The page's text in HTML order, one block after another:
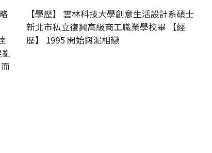
【學歷】 雲林科技大學創意生活設計系碩士
新北市私立復興高級商工職業學校畢 【經
歷】 1995 開始與泥相戀